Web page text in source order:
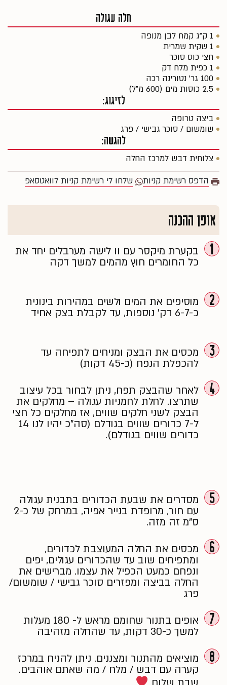
חלה עגולה
1 ק"ג קמח לבן מנופה
1 שקית שמרית
חצי כוס סוכר
1 כפית מלח דק
100 גר' נטורינה רכה
2.5 כוסות מים (600 מ"ל)
לזיגוג:
ביצה טרופה
שומשום / סוכר גבישי / פרג
להגשה:
צלוחית דבש למרכז החלה
הדפס רשימת קניות שלחו לי רשימת קניות לוואטסאפ
אופן ההכנה
1
בקערת מיקסר עם וו לישה מערבלים יחד את
כל החומרים חוץ מהמים למשך דקה
2
מוסיפים את המים ולשים במהירות בינונית
כ-6-7 דק' נוספות, עד לקבלת בצק אחיד
3
מכסים את הבצק ומניחים לתפיחה עד
להכפלת הנפח (כ-45 דקות)
4
לאחר שהבצק תפח, ניתן לבחור בכל עיצוב
שתרצו. לחלת לחמניות עגולה – מחלקים את
הבצק לשני חלקים שווים, אז מחלקים כל חצי
ל-7 כדורים שווים בגודלם (סה"כ יהיו לנו 14
כדורים שווים בגודלם).
5
מסדרים את שבעת הכדורים בתבנית עגולה
עם חור, מרופדת בנייר אפיה, במרחק של כ-2
ס”מ זה מזה.
6
מכסים את החלה המעוצבת לכדורים,
ומתפיחים שוב עד שהכדורים עגולים, יפים
ונפחם כמעט הכפיל את עצמו. מברישים את
החלה בביצה ומפזרים סוכר גבישי / שומשום/
פרג
7
אופים בתנור שחומם מראש ל- 180 מעלות
למשך כ-30 דקות, עד שהחלה מזהיבה
8
מוציאים מהתנור ומצננים. ניתן להניח במרכז
קערה עם דבש / מלח / מה שאתם אוהבים.